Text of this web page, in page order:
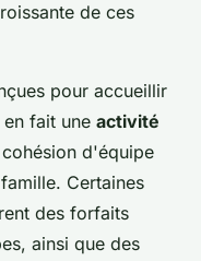
de ces
pour accueillir
fait une activité
d'équipe
Certaines
des forfaits
ainsi que des